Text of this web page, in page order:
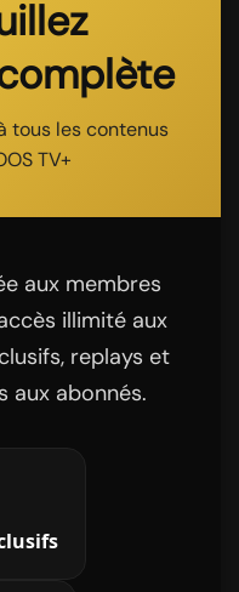
tous les contenus
TV+
aux membres
illimité aux
replays et
aux abonnés.